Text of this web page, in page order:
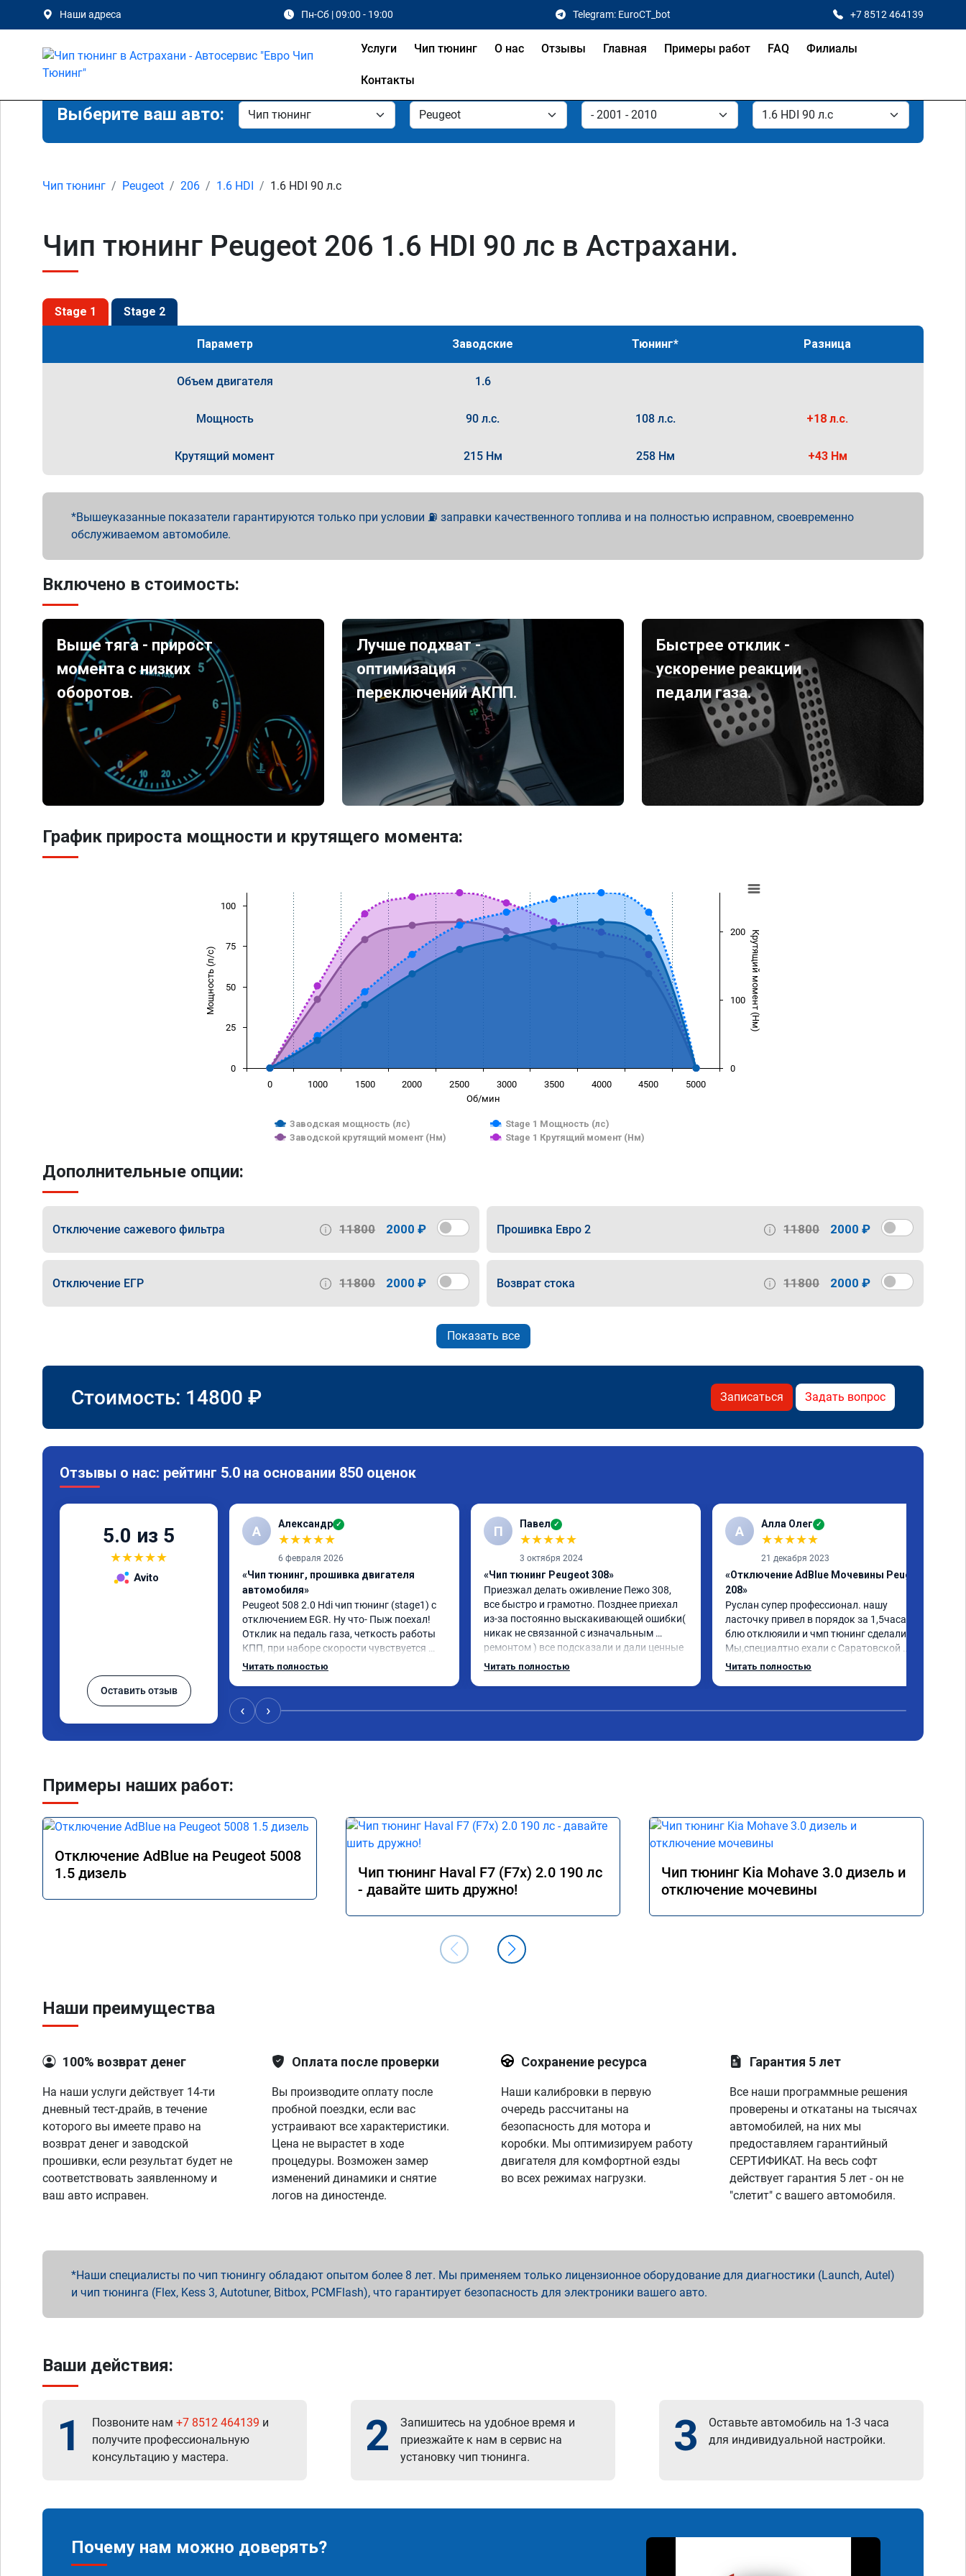
Наши адреса Пн-Сб | 09:00 - 19:00 Telegram: EuroCT_bot +7 8512 464139
Услуги Чип тюнинг О нас Отзывы Главная Примеры работ FAQ Филиалы
Контакты
Выберите ваш авто:
Чип тюнинг Peugeot 206 1.6 HDI 1.6 HDI 90 л.с
Чип тюнинг Peugeot 206 1.6 HDI 90 лс в Астрахани.
Stage 1 Stage 2
Параметр Заводские Тюнинг* Разница
Объем двигателя 1.6
Мощность 90 л.с. 108 л.с. +18 л.с.
Крутящий момент 215 Нм 258 Нм +43 Нм
Вышеуказанные показатели гарантируются только при условии ⛽ заправки качественного топлива и на полностью исправном, своевременно
обслуживаемом автомобиле.
Включено в стоимость:
Выше тяга - прирост
момента с низких
оборотов.
Лучше подхват -
оптимизация
переключений АКПП.
Быстрее отклик -
ускорение реакции
педали газа.
График прироста мощности и крутящего момента:
Об/мин
Мощность (л/с) Крутящий момент (Нм)
Заводская мощность (лс)
Stage 1 Мощность (лс)
Заводской крутящий момент (Нм)
Stage 1 Крутящий момент (Нм)
0 1000 1500 2000 2500 3000 3500 4000 4500 5000
0
25
50
75
100
0
100
200
Дополнительные опции:
Отключение сажевого фильтра 11800 2000 ₽ Прошивка Евро 2 11800 2000 ₽
Отключение ЕГР 11800 2000 ₽ Возврат стока 11800 2000 ₽
Показать все
Стоимость: 14800 ₽ Записаться Задать вопрос
Отзывы о нас: рейтинг 5.0 на основании 850 оценок
5.0 из 5
★★★★★
Avito
Оставить отзыв
А Александр ✓
★★★★★
6 февраля 2026
«Чип тюнинг, прошивка двигателя
автомобиля»
Peugeot 508 2.0 Hdi чип тюнинг (stage1) с
отключением EGR. Ну что- Пыж поехал!
Отклик на педаль газа, четкость работы
КПП, при наборе скорости чувствуется
солидный запас мощности. Ребята
Читать полностью
П Павел ✓
★★★★★
3 октября 2024
«Чип тюнинг Peugeot 308»
Приезжал делать оживление Пежо 308,
все быстро и грамотно. Позднее приехал
из-за постоянно выскакивающей ошибки(
никак не связанной с изначальным
ремонтом ) все подсказали и дали ценные
указания как поступить. Категорически
Читать полностью
А Алла Олег ✓
★★★★★
21 декабря 2023
«Отключение AdBlue Мочевины Peugeot
208»
Руслан супер профессионал. нашу
ласточку привел в порядок за 1,5часа и
блю отклюяили и чмп тюнинг сделали.
Мы,специалтно ехали с Саратовской
области до Самары и не зря. Но у них есть
Читать полностью
‹ ›
Примеры наших работ:
Отключение AdBlue на Peugeot 5008
1.5 дизель
Чип тюнинг Haval F7 (F7x) 2.0 190 лс
- давайте шить дружно!
Чип тюнинг Kia Mohave 3.0 дизель и
отключение мочевины
Наши преимущества
100% возврат денег
На наши услуги действует 14-ти
дневный тест-драйв, в течение
которого вы имеете право на
возврат денег и заводской
прошивки, если результат будет не
соответствовать заявленному и
ваш авто исправен.
Оплата после проверки
Вы производите оплату после
пробной поездки, если вас
устраивают все характеристики.
Цена не вырастет в ходе
процедуры. Возможен замер
изменений динамики и снятие
логов на диностенде.
Сохранение ресурса
Наши калибровки в первую
очередь рассчитаны на
безопасность для мотора и
коробки. Мы оптимизируем работу
двигателя для комфортной езды
во всех режимах нагрузки.
Гарантия 5 лет
Все наши программные решения
проверены и откатаны на тысячах
автомобилей, на них мы
предоставляем гарантийный
СЕРТИФИКАТ. На весь софт
действует гарантия 5 лет - он не
"слетит" с вашего автомобиля.
Наши специалисты по чип тюнингу обладают опытом более 8 лет. Мы применяем только лицензионное оборудование для диагностики (Launch, Autel)
и чип тюнинга (Flex, Kess 3, Autotuner, Bitbox, PCMFlash), что гарантирует безопасность для электроники вашего авто.
Ваши действия:
1 Позвоните нам +7 8512 464139 и
получите профессиональную
консультацию у мастера.
2
Запишитесь на удобное время и
приезжайте к нам в сервис на
установку чип тюнинга.
3
Оставьте автомобиль на 1-3 часа
для индивидуальной настройки.
Почему нам можно доверять?